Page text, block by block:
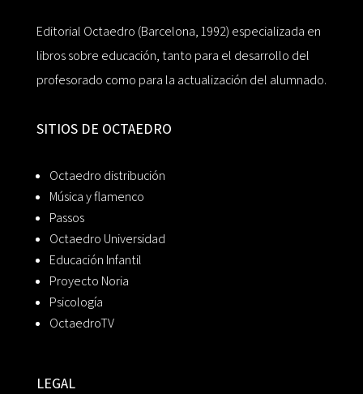
Editorial Octaedro (Barcelona, 1992) especializada en
libros sobre educación, tanto para el desarrollo del
profesorado como para la actualización del alumnado.
SITIOS DE OCTAEDRO
Octaedro distribución
Música y flamenco
Passos
Octaedro Universidad
Educación Infantil
Proyecto Noria
Psicología
OctaedroTV
LEGAL